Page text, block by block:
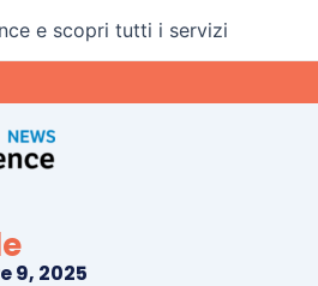
e scopri tutti i servizi
9, 2025